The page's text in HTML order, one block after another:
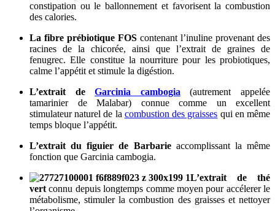
constipation ou le ballonnement et favorisent la combustion
des calories.
La fibre prébiotique FOS contenant l’inuline provenant des
racines de la chicorée, ainsi que l’extrait de graines de
fenugrec. Elle constitue la nourriture pour les probiotiques,
calme l’appétit et stimule la digéstion.
L’extrait deGarcinia cambogia (autrement appelée
tamarinier de Malabar) connue comme un excellent
stimulateur naturel de la combustion des graisses qui en même
temps bloque l’appétit.
L’extrait du figuier de Barbarieaccomplissant la même
fonction que Garcinia cambogia.
L’extrait de thé
vert connu depuis longtemps comme moyen pour accélerer le
métabolisme, stimuler la combustion des graisses et nettoyer